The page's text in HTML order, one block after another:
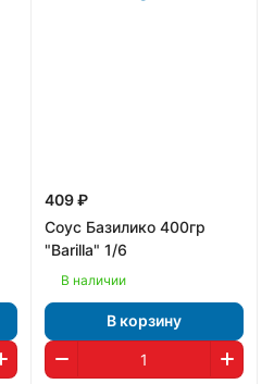
409 ₽
Соус Базилико 400гр
"Barilla" 1/6
В наличии
В корзину